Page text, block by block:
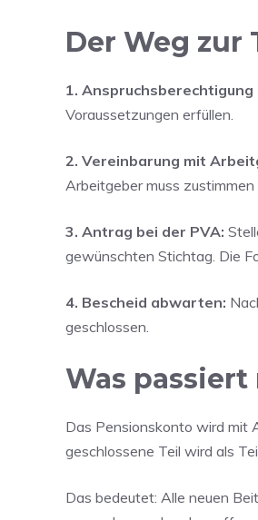
Der Weg zur
1. Anspruchsberechtigung
Voraussetzungen erfüllen.
2. Vereinbarung mit
Arbeitgeber muss
3. Antrag bei der PVA:
gewünschten Stichtag. Die
4. Bescheid abwarten:
geschlossen.
Was
Das Pensionskonto wird mit
geschlossene Teil wird als
Das bedeutet: Alle neuen